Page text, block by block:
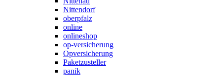
Nittendorf
oberpfalz
online
onlineshop
op-versicherung
Opversicherung
Paketzusteller
panik